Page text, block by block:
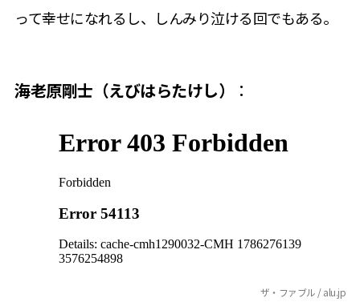
って幸せになれるし、しんみり泣ける回でもある。
海老原剛士（えびはらたけし） ：
ザ・ファブル / alu.jp